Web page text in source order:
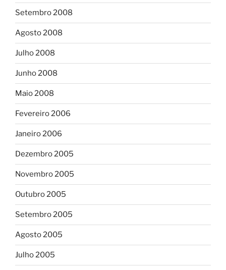
Setembro 2008
Agosto 2008
Julho 2008
Junho 2008
Maio 2008
Fevereiro 2006
Janeiro 2006
Dezembro 2005
Novembro 2005
Outubro 2005
Setembro 2005
Agosto 2005
Julho 2005